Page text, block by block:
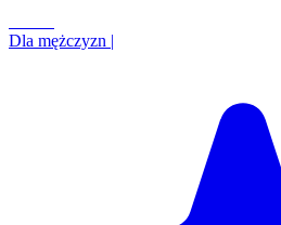
Dla mężczyzn |